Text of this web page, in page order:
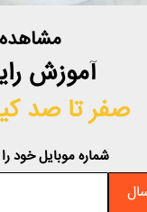
تزریقی اعمال
استفاده می‌شود.مشاهده
آموزش
صفر تا صد
شماره موبایل خود را